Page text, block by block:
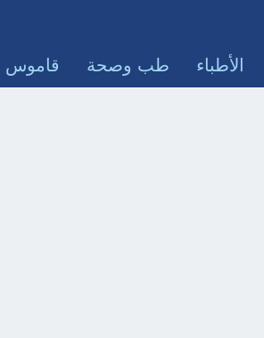
الأطباء طب وصحة